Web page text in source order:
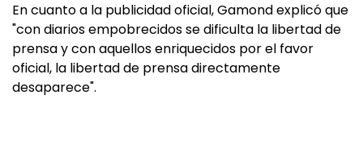
En cuanto a la publicidad oficial, Gamond explicó que
"con diarios empobrecidos se dificulta la libertad de
prensa y con aquellos enriquecidos por el favor
oficial, la libertad de prensa directamente
desaparece".